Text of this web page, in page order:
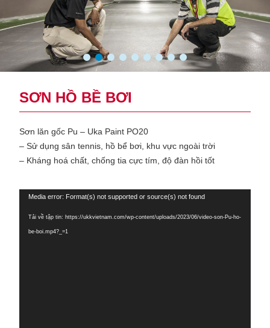
1 2 3 4 5 6 7 8 9
SƠN HỒ BỀ BƠI
Sơn lăn gốc Pu – Uka Paint PO20
– Sử dụng sân tennis, hồ bể bơi, khu vực ngoài trời
– Kháng hoá chất, chống tia cực tím, độ đàn hồi tốt
Trình
Media error: Format(s) not supported or source(s) not found
Tải về tập tin: https://ukkvietnam.com/wp-content/uploads/2023/06/video-son-Pu-ho-
be-boi.mp4?_=1